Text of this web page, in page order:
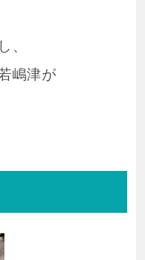
、
嶋津が